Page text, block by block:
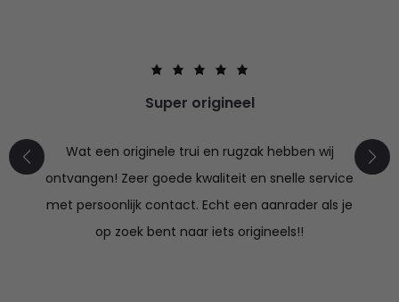
Super origineel
Wat een originele trui en rugzak hebben wij
ontvangen! Zeer goede kwaliteit en snelle service
met persoonlijk contact. Echt een aanrader als je
op zoek bent naar iets origineels!!